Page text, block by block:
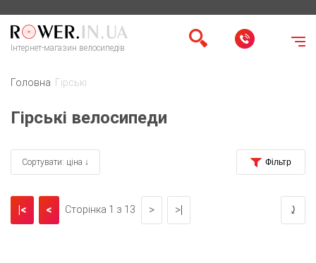
Інтернет-магазин велосипедів
Головна Гірські
Гірські велосипеди
Сортувати: ціна ↓
|< < Сторінка 1 з 13 > >| ⤸